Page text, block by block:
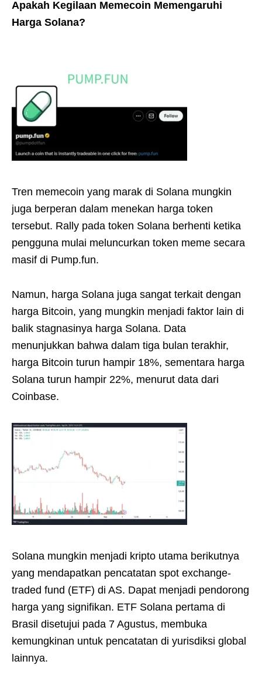
Apakah Kegilaan Memecoin Memengaruhi
Harga Solana?
Tren memecoin yang marak di Solana mungkin
juga berperan dalam menekan harga token
tersebut. Rally pada token Solana berhenti ketika
pengguna mulai meluncurkan token meme secara
masif di Pump.fun.
Namun, harga Solana juga sangat terkait dengan
harga Bitcoin, yang mungkin menjadi faktor lain di
balik stagnasinya harga Solana. Data
menunjukkan bahwa dalam tiga bulan terakhir,
harga Bitcoin turun hampir 18%, sementara harga
Solana turun hampir 22%, menurut data dari
Coinbase.
Solana mungkin menjadi kripto utama berikutnya
yang mendapatkan pencatatan spot exchange-
traded fund (ETF) di AS. Dapat menjadi pendorong
harga yang signifikan. ETF Solana pertama di
Brasil disetujui pada 7 Agustus, membuka
kemungkinan untuk pencatatan di yurisdiksi global
lainnya.